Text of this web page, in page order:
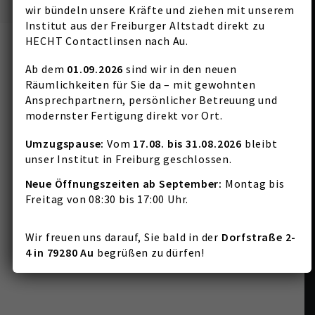
wir bündeln unsere Kräfte und ziehen mit unserem
Institut aus der Freiburger Altstadt direkt zu
HECHT Contactlinsen nach Au.
Ab dem 01.09.2026 sind wir in den neuen
Räumlichkeiten für Sie da – mit gewohnten
Ansprechpartnern, persönlicher Betreuung und
modernster Fertigung direkt vor Ort.
Umzugspause: Vom 17.08. bis 31.08.2026 bleibt
unser Institut in Freiburg geschlossen.
Neue Öffnungszeiten ab September: Montag bis
Freitag von 08:30 bis 17:00 Uhr.
Wir freuen uns darauf, Sie bald in der Dorfstraße 2-
4 in 79280 Au begrüßen zu dürfen!